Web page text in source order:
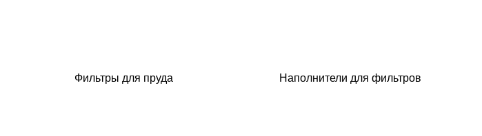
Фильтры для пруда Наполнители для фильтров